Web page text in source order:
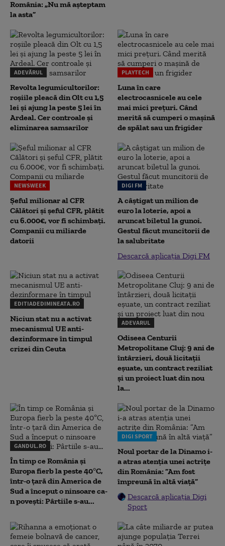
România: „Nu mă așteptam
la asta”
ADEVĂRUL
Revolta legumicultorilor:
roșiile pleacă din Olt cu 1,5
lei și ajung la peste 5 lei în
Ardeal. Cer controale și
eliminarea samsarilor
PLAYTECH
Luna în care
electrocasnicele au cele
mai mici prețuri. Când
merită să cumperi o mașină
de spălat sau un frigider
NEWSWEEK
Șeful milionar al CFR
Călători și șeful CFR, plătit
cu 6.000€, vor fi schimbați.
Companii cu miliarde
datorii
DIGI FM
A câștigat un milion de
euro la loterie, apoi a
aruncat biletul la gunoi.
Gestul făcut muncitorii de
la salubritate
Descarcă aplicația Digi FM
EDITIADEDIMINEATA.RO
Niciun stat nu a activat
mecanismul UE anti-
dezinformare în timpul
crizei din Ceuta
ADEVARUL
Odiseea Centurii
Metropolitane Cluj: 9 ani de
întârzieri, două licitații
eșuate, un contract reziliat
și un proiect luat din nou
la...
GANDUL.RO
În timp ce România și
Europa fierb la peste 40°C,
într-o țară din America de
Sud a început o ninsoare ca-
n povești: Pârtiile s-au...
DIGI SPORT
Noul portar de la Dinamo i-
a atras atenția unei actrițe
din România: ”Am fost
împreună în altă viață”
Descarcă aplicația Digi
Sport